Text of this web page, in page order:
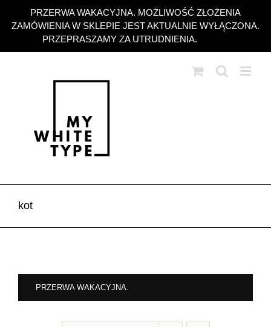
PRZERWA WAKACYJNA. MOŻLIWOŚĆ ZŁOŻENIA
ZAMÓWIENIA W SKLEPIE JEST AKTUALNIE WYŁĄCZONA.
PRZEPRASZAMY ZA UTRUDNIENIA.
zawartości
kot
PRZERWA WAKACYJNA.